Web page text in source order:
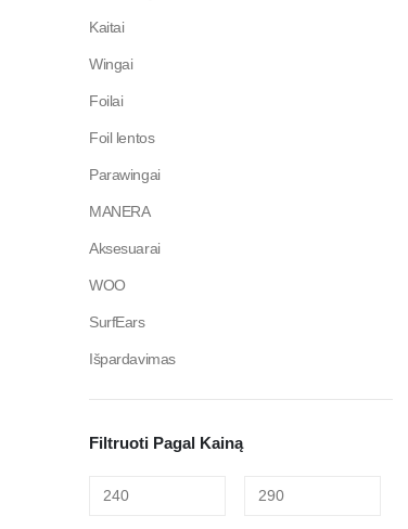
Kaitai
Wingai
Foilai
Foil lentos
Parawingai
MANERA
Aksesuarai
WOO
SurfEars
Išpardavimas
Filtruoti Pagal Kainą